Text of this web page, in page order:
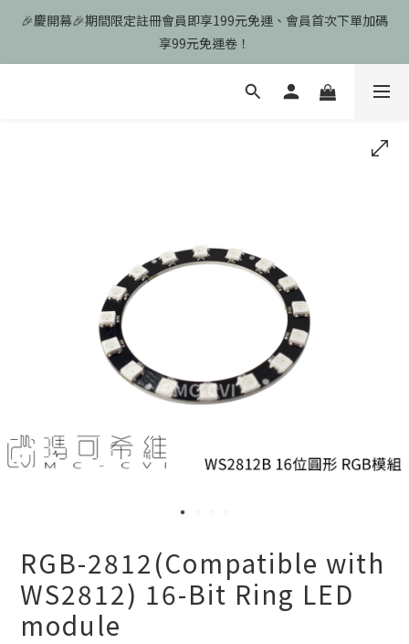
🎉慶開幕🎉期間限定註冊會員即享199元免運、會員首次下單加碼
享99元免運卷！
🎉慶開幕🎉期間限定註冊會員即享199元免運、會員首次下單加碼
享99元免運卷！
歡迎光臨瑪可希維，本站商品皆為台灣現貨、含稅可打統編
🎉慶開幕🎉期間限定註冊會員即享199元免運、會員首次下單加碼
RGB-2812(Compatible with
WS2812) 16-Bit Ring LED
module